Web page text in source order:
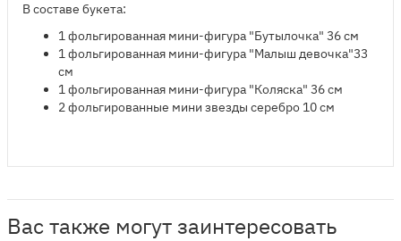
В составе букета:
​1 фольгированная мини-фигура "Бутылочка" 36 см
1 фольгированная мини-фигура "Малыш девочка"33
см
1 фольгированная мини-фигура "Коляска" 36 см
2 фольгированные мини звезды серебро 10 см
Вас также могут заинтересовать